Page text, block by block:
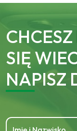
SIĘ
NAPISZ